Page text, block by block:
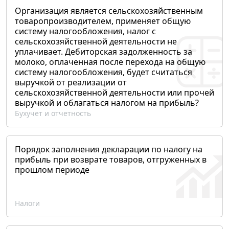
Организация является сельскохозяйственным
товаропроизводителем, применяет общую
систему налогообложения, налог с
сельскохозяйственной деятельности не
уплачивает. Дебиторская задолженность за
молоко, оплаченная после перехода на общую
систему налогообложения, будет считаться
выручкой от реализации от
сельскохозяйственной деятельности или прочей
выручкой и облагаться налогом на прибыль?
Бухучет и отчетность
Порядок заполнения декларации по налогу на
прибыль при возврате товаров, отгруженных в
прошлом периоде
Налоги